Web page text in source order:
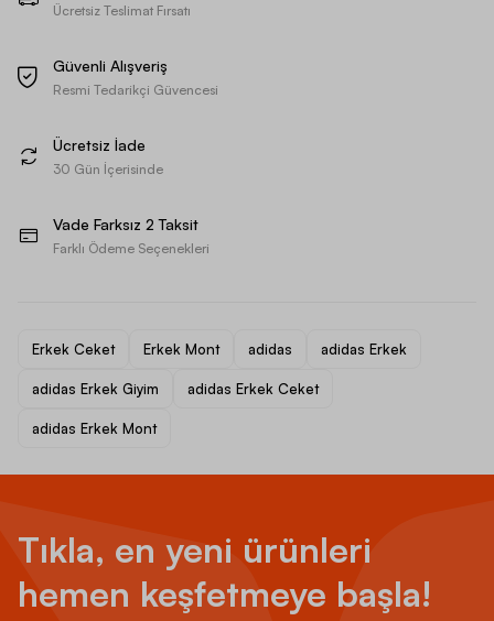
Ücretsiz Teslimat Fırsatı
Güvenli Alışveriş
Resmi Tedarikçi Güvencesi
Ücretsiz İade
30 Gün İçerisinde
Vade Farksız 2 Taksit
Farklı Ödeme Seçenekleri
Erkek Ceket Erkek Mont adidas adidas Erkek
adidas Erkek Giyim adidas Erkek Ceket
adidas Erkek Mont
Tıkla, en yeni ürünleri
hemen keşfetmeye başla!